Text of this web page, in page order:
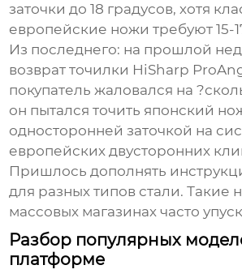
заточки до 18 градусов, хотя
европейские ножи требуют 15-
Из последнего: на прошлой
возврат точилки HiSharp
покупатель жаловался на
он пытался точить японский
односторонней заточкой на
европейских двусторонних
Пришлось дополнять
для разных типов стали. Такие
массовых магазинах часто
Разбор популярных
платформе